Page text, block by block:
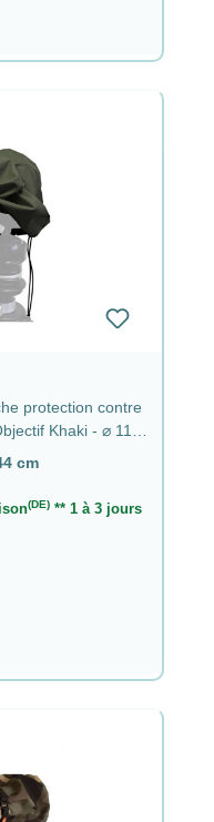
protection contre
Khaki - ⌀ 11,5
cm
(DE)** 1 à 3 jours